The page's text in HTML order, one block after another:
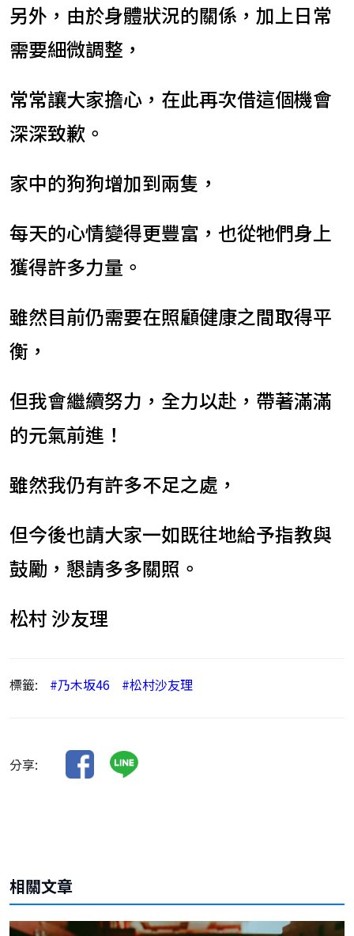
另外，由於身體狀況的關係，加上日常
需要細微調整，
常常讓大家擔心，在此再次借這個機會
深深致歉。
家中的狗狗增加到兩隻，
每天的心情變得更豐富，也從牠們身上
獲得許多力量。
雖然目前仍需要在照顧健康之間取得平
衡，
但我會繼續努力，全力以赴，帶著滿滿
的元氣前進！
雖然我仍有許多不足之處，
但今後也請大家一如既往地給予指教與
鼓勵，懇請多多關照。
松村 沙友理
標籤: #乃木坂46 #松村沙友理
分享:
相關文章